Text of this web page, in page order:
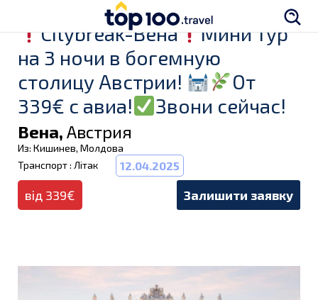
Citybreak-Вена
Мини тур
на 3 ночи в богемную
столицу Австрии!
От
339€ с авиа!
Звони сейчас!
Вена, Австрия
Из: Кишинев, Молдова
Транспорт : Літак
12.04.2025
від 339€ Залишити заявку